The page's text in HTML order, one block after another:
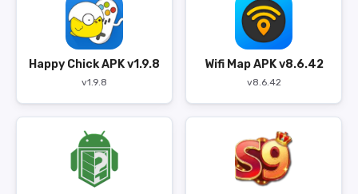
Happy Chick APK v1.9.8
v1.9.8
Wifi Map APK v8.6.42
v8.6.42